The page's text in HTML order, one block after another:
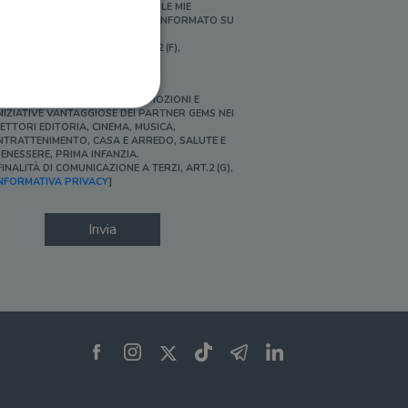
PERSONALIZZATE E IN LINEA CON LE MIE
ABITUDINI DI ACQUISTO, ESSERE INFORMATO SU
[FINALITÀ DI PROFILAZIONE, ART.2 (F),
SÌ, DESIDERO ACCEDERE A PROMOZIONI E
VANTAGGIOSE DEI PARTNER GEMS NEI
EDITORIA, CINEMA, MUSICA,
CASA E ARREDO, SALUTE E
PRIMA INFANZIA.
DI COMUNICAZIONE A TERZI, ART.2 (G),
PRIVACY]
Invia
dell'account. Il sito
per il dominio corrente.